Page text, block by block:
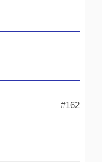
#162